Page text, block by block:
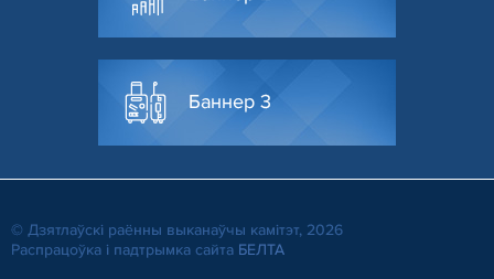
Баннер 3
© Дзятлаўскі раённы выканаўчы камітэт, 2026
Распрацоўка і падтрымка сайта БЕЛТА